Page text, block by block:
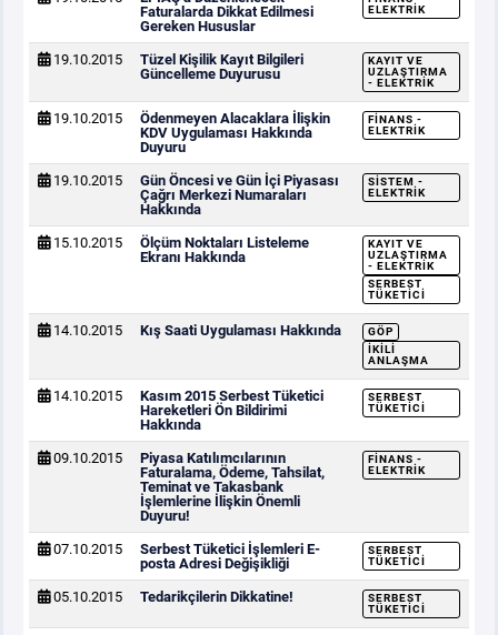
Faturalarda Dikkat Edilmesi
Gereken Hususlar
ELEKTRIK
19.10.2015
Tüzel Kişilik Kayıt Bilgileri
Güncelleme Duyurusu
KAYIT VE
UZLAŞTIRMA
- ELEKTRIK
19.10.2015
Ödenmeyen Alacaklara İlişkin
KDV Uygulaması Hakkında
Duyuru
FINANS -
ELEKTRIK
19.10.2015
Gün Öncesi ve Gün İçi Piyasası
Çağrı Merkezi Numaraları
Hakkında
SISTEM -
ELEKTRIK
15.10.2015
Ölçüm Noktaları Listeleme
Ekranı Hakkında
KAYIT VE
UZLAŞTIRMA
- ELEKTRIK
SERBEST
TÜKETICI
14.10.2015 Kış Saati Uygulaması Hakkında
GÖP
İKILI
ANLAŞMA
14.10.2015
Kasım 2015 Serbest Tüketici
Hareketleri Ön Bildirimi
Hakkında
SERBEST
TÜKETICI
09.10.2015
Piyasa Katılımcılarının
Faturalama, Ödeme, Tahsilat,
Teminat ve Takasbank
İşlemlerine İlişkin Önemli
Duyuru!
FINANS -
ELEKTRIK
07.10.2015
Serbest Tüketici İşlemleri E-
posta Adresi Değişikliği
SERBEST
TÜKETICI
05.10.2015 Tedarikçilerin Dikkatine!
SERBEST
TÜKETICI